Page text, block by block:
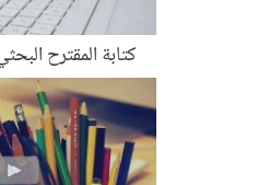
كتابة المقترح